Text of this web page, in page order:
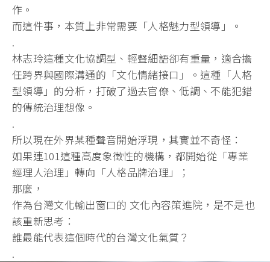
作。
而這件事，本質上非常需要「人格魅力型領導」。
.
林志玲這種文化協調型、輕聲細語卻有重量，適合擔
任跨界與國際溝通的「文化情緒接口」。這種「人格
型領導」的分析，打破了過去官僚、低調、不能犯錯
的傳統治理想像。
.
所以現在外界某種聲音開始浮現，其實並不奇怪：
如果連101這種高度象徵性的機構，都開始從「專業
經理人治理」轉向「人格品牌治理」；
那麼，
作為台灣文化輸出窗口的 文化內容策進院，是不是也
該重新思考：
誰最能代表這個時代的台灣文化氣質？
.